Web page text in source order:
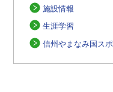
施設情報
生涯学習
信州やまなみ国スポ